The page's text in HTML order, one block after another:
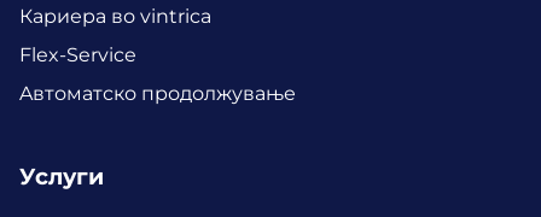
Кариера во vintrica
Flex-Service
Aвтоматско продолжување
Услуги